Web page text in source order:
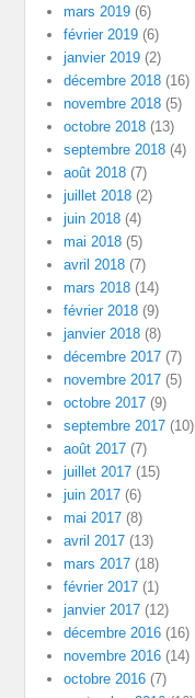
mars 2019 (6)
février 2019 (6)
janvier 2019 (2)
décembre 2018 (16)
novembre 2018 (5)
octobre 2018 (13)
septembre 2018 (4)
août 2018 (7)
juillet 2018 (2)
juin 2018 (4)
mai 2018 (5)
avril 2018 (7)
mars 2018 (14)
février 2018 (9)
janvier 2018 (8)
décembre 2017 (7)
novembre 2017 (5)
octobre 2017 (9)
septembre 2017 (10)
août 2017 (7)
juillet 2017 (15)
juin 2017 (6)
mai 2017 (8)
avril 2017 (13)
mars 2017 (18)
février 2017 (1)
janvier 2017 (12)
décembre 2016 (16)
novembre 2016 (14)
octobre 2016 (7)